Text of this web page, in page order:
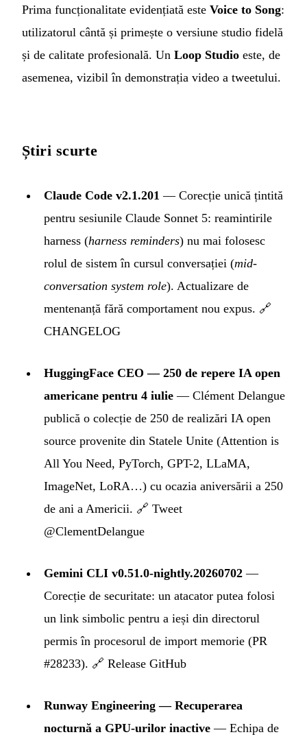
Prima funcționalitate evidențiată este Voice to Song:
utilizatorul cântă și primește o versiune studio fidelă
și de calitate profesională. Un Loop Studio este, de
asemenea, vizibil în demonstrația video a tweetului.
Știri scurte
Claude Code v2.1.201 — Corecție unică țintită
pentru sesiunile Claude Sonnet 5: reamintirile
harness (harness reminders) nu mai folosesc
rolul de sistem în cursul conversației (mid-
conversation system role). Actualizare de
mentenanță fără comportament nou expus. 🔗
CHANGELOG
HuggingFace CEO — 250 de repere IA open
americane pentru 4 iulie — Clément Delangue
publică o colecție de 250 de realizări IA open
source provenite din Statele Unite (Attention is
All You Need, PyTorch, GPT-2, LLaMA,
ImageNet, LoRA…) cu ocazia aniversării a 250
de ani a Americii. 🔗 Tweet
@ClementDelangue
Gemini CLI v0.51.0-nightly.20260702 —
Corecție de securitate: un atacator putea folosi
un link simbolic pentru a ieși din directorul
permis în procesorul de import memorie (PR
#28233). 🔗 Release GitHub
Runway Engineering — Recuperarea
nocturnă a GPU-urilor inactive — Echipa de